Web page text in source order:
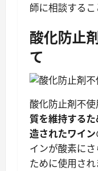
師に相談するこ
酸化防止
て
酸化防止剤不使
質を維持する
造されたワイン
インが酸素に
ために使用され